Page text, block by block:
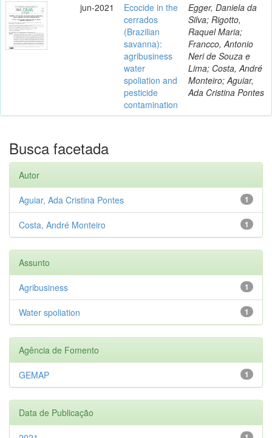
jun-2021
Ecocide in the
cerrados
(Brazilian
savanna):
agribusiness
water
spoliation and
pesticide
contamination
Egger, Daniela da
Silva; Rigotto,
Raquel Maria;
Francco, Antonio
Neri de Souza e
Lima; Costa, André
Monteiro; Aguiar,
Ada Cristina Pontes
Busca facetada
Autor
1
Aguiar, Ada Cristina Pontes
1
Costa, André Monteiro
Assunto
1
Agribusiness
1
Water spoliation
Agência de Fomento
1
GEMAP
Data de Publicação